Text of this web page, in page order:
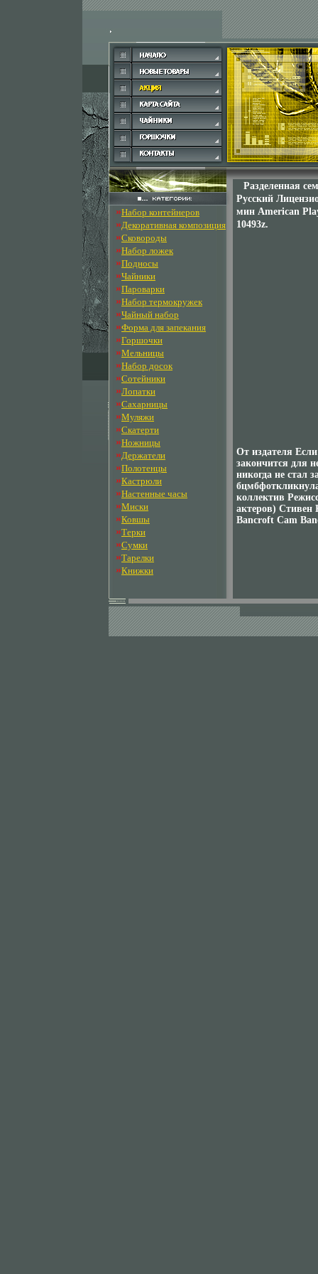
»Набор контейнеров
»Декоративная композиция
»Сковороды
»Набор ложек
»Подносы
»Чайники
»Пароварки
»Набор термокружек
»Чайный набор
»Форма для запекания
»Горшочки
»Мельницы
»Набор досок
»Сотейники
»Лопатки
»Сахарницы
»Муляжи
»Скатерти
»Ножницы
»Держатели
»Полотенцы
»Кастрюли
»Настенные часы
»Миски
»Ковшы
»Терки
»Сумки
»Тарелки
»Книжки
Разделенная
Русский
мин American
10493z.
От издателя
закончится для
никогда не стал
коллектив
актеров) Стивен
Bancroft Cam